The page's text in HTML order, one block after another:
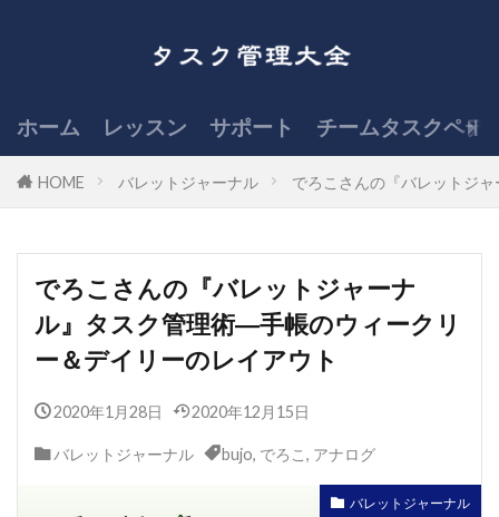
ホーム レッスン サポート チームタスクペデ
HOME バレットジャーナル でろこさんの『バレットジ
でろこさんの『バレットジャーナ
ル』タスク管理術―手帳のウィークリ
ー＆デイリーのレイアウト
2020年1月28日 2020年12月15日
バレットジャーナル bujo, でろこ , アナログ
バレットジャーナル